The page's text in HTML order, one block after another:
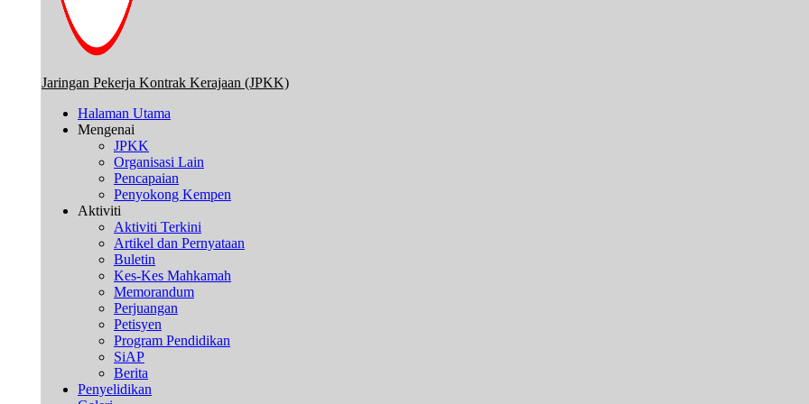
Jaringan Pekerja Kontrak Kerajaan (JPKK)
Halaman Utama
Mengenai
JPKK
Organisasi Lain
Pencapaian
Penyokong Kempen
Aktiviti
Aktiviti Terkini
Artikel dan Pernyataan
Buletin
Kes-Kes Mahkamah
Memorandum
Perjuangan
Petisyen
Program Pendidikan
SiAP
Berita
Penyelidikan